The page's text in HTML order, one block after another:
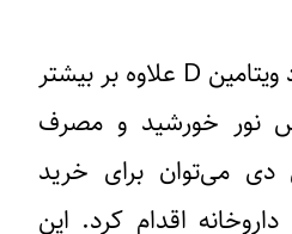
به منظور درمان کمبود ویتامین D علاوه بر بیشتر
نور خورشید و مصرف
دی می‌توان برای خرید
اقدام کرد. این